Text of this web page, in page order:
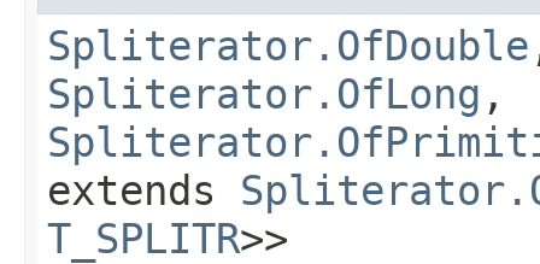
Spliterator.OfDouble
Spliterator.OfLong ,
extends
T_SPLITR>>